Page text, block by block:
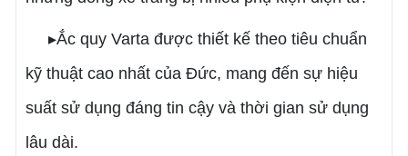
▸Ắc quy Varta được thiết kế theo tiêu chuẩn
kỹ thuật cao nhất của Đức, mang đến sự hiệu
suất sử dụng đáng tin cậy và thời gian sử dụng
lâu dài.